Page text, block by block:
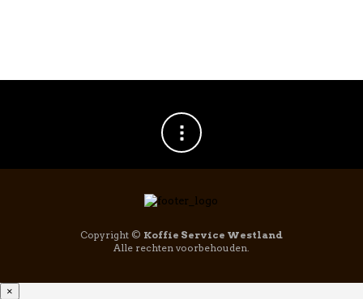
Copyright © Koffie Service Westland
Alle rechten voorbehouden.
×